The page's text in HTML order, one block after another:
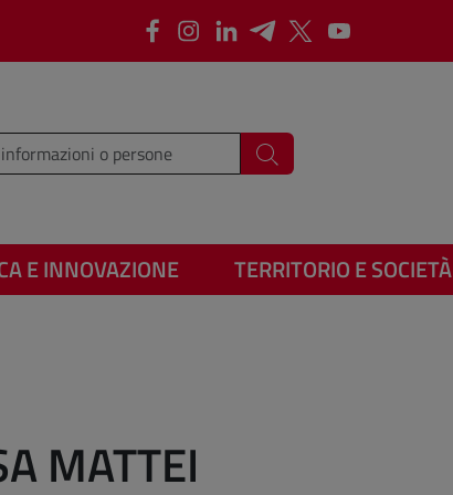
FacebookInstagram
LinkedInTelegram
X Youtube
termini da cercare Cerca
E INNOVAZIONE TERRITORIO E SOCIETÀ
MATTEI